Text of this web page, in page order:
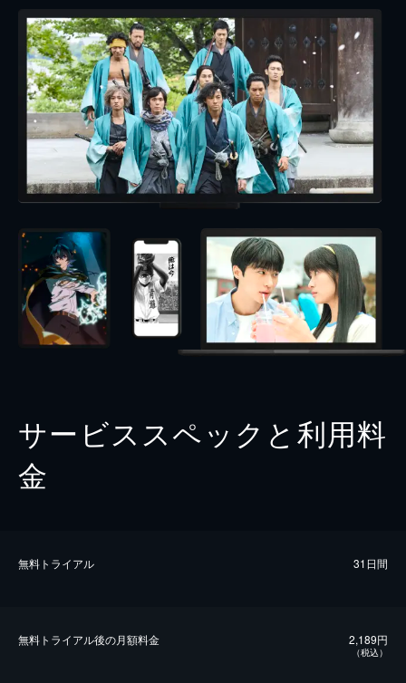
サービススペックと利用料
金
無料トライアル 31日間
無料トライアル後の⽉額料金 2,189円
（税込）